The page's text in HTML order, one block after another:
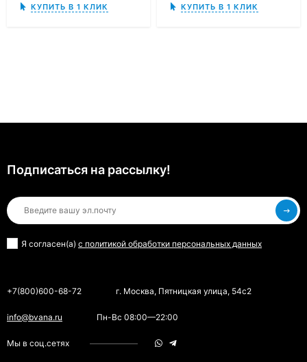
КУПИТЬ В 1 КЛИК КУПИТЬ В 1 КЛИК
Подписаться на рассылкy!
Я согласен(a) с политикой обработки персональных данных
+7(800)600-68-72 г. Москва, Пятницкая улица, 54с2
info@bvana.ru Пн-Вс 08:00—22:00
Мы в соц.сетях